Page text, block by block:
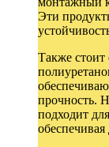
Эти
Также стоит
прочность.
подходит
обеспечивая